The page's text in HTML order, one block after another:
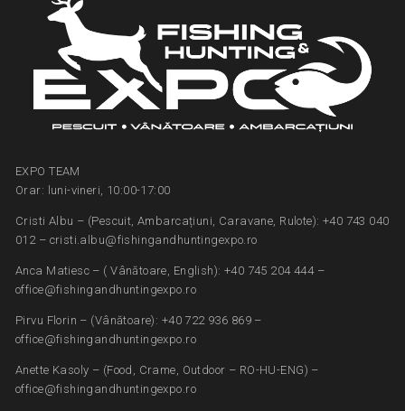
EXPO TEAM
Orar: luni-vineri, 10:00-17:00
Cristi Albu – (Pescuit, Ambarcațiuni, Caravane, Rulote): +40 743 040
012 – cristi.albu@fishingandhuntingexpo.ro
Anca Matiesc – ( Vânătoare, English): +40 745 204 444 –
office@fishingandhuntingexpo.ro
Pirvu Florin – (Vânătoare): +40 722 936 869 –
office@fishingandhuntingexpo.ro
Anette Kasoly – (Food, Crame, Outdoor – RO-HU-ENG) –
office@fishingandhuntingexpo.ro